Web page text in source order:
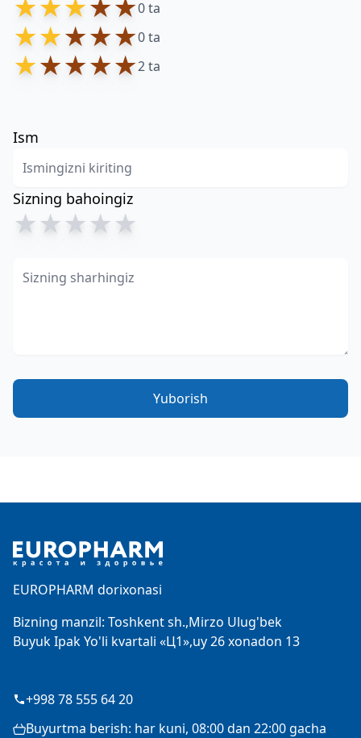
★★★★★0 ta
★★★★★0 ta
★★★★★2 ta
Ism
Sizning bahoingiz
★★★★★
Yuborish
EUROPHARM dorixonasi
Bizning manzil: Toshkent sh.,Mirzo Ulug'bek
Buyuk Ipak Yo'li kvartali «Ц1»,uy 26 xonadon 13
+998 78 555 64 20
Buyurtma berish: har kuni, 08:00 dan 22:00 gacha